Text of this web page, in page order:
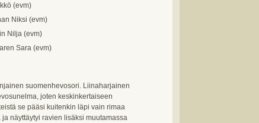
(evm)
Niksi (evm)
Nilja (evm)
Sara (evm)
suomenhevosori. Liinaharjainen
joten keskinkertaiseen
se pääsi kuitenkin läpi vain rimaa
näyttäytyi ravien lisäksi muutamassa